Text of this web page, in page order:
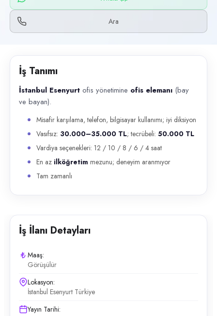
Başvuru kanalları
WhatsApp, Telefon
İstanbul Esenyurt ofis yönetimine ofis elemanı (bay ve bayan).
Ara
İş Tanımı
İstanbul Esenyurt ofis yönetimine ofis elemanı (bay
ve bayan).
Misafir karşılama, telefon, bilgisayar kullanımı; iyi diksiyon
Vasıfsız: 30.000–35.000 TL; tecrübeli: 50.000 TL
Vardiya seçenekleri: 12 / 10 / 8 / 6 / 4 saat
En az ilköğretim mezunu; deneyim aranmıyor
Tam zamanlı
İş İlanı Detayları
Maaş:
Görüşülür
Lokasyon:
İstanbul Esenyurt Türkiye
Yayın Tarihi: